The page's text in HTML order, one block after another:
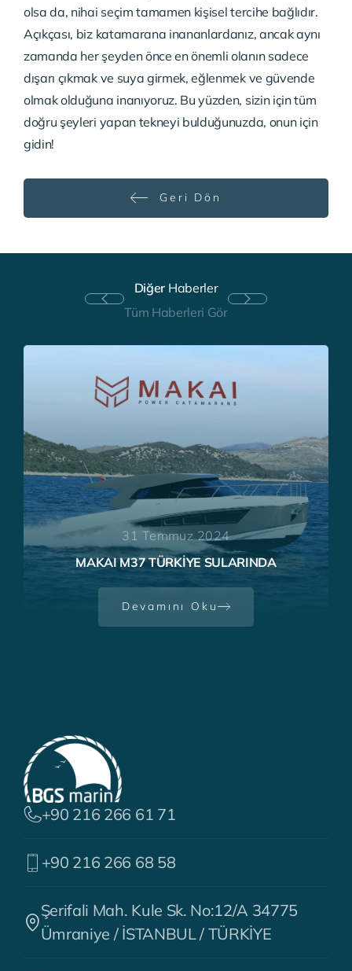
olsa da, nihai seçim tamamen kişisel tercihe bağlıdır.
Açıkçası, biz katamarana inananlardanız, ancak aynı
zamanda her şeyden önce en önemli olanın sadece
dışarı çıkmak ve suya girmek, eğlenmek ve güvende
olmak olduğuna inanıyoruz. Bu yüzden, sizin için tüm
doğru şeyleri yapan tekneyi bulduğunuzda, onun için
gidin!
Geri Dön
Diğer Haberler
Tüm Haberleri Gör
31 Temmuz 2024
MAKAI M37 TÜRKİYE SULARINDA
Devamını Oku
+90 216 266 61 71
+90 216 266 68 58
Şerifali Mah. Kule Sk. No:12/A 34775
Ümraniye / İSTANBUL / TÜRKİYE